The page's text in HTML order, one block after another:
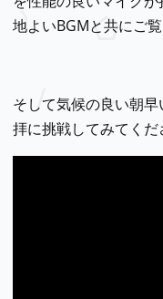
地よいBGMと共にご
そして気候の良い朝
拝に挑戦してみてくだ